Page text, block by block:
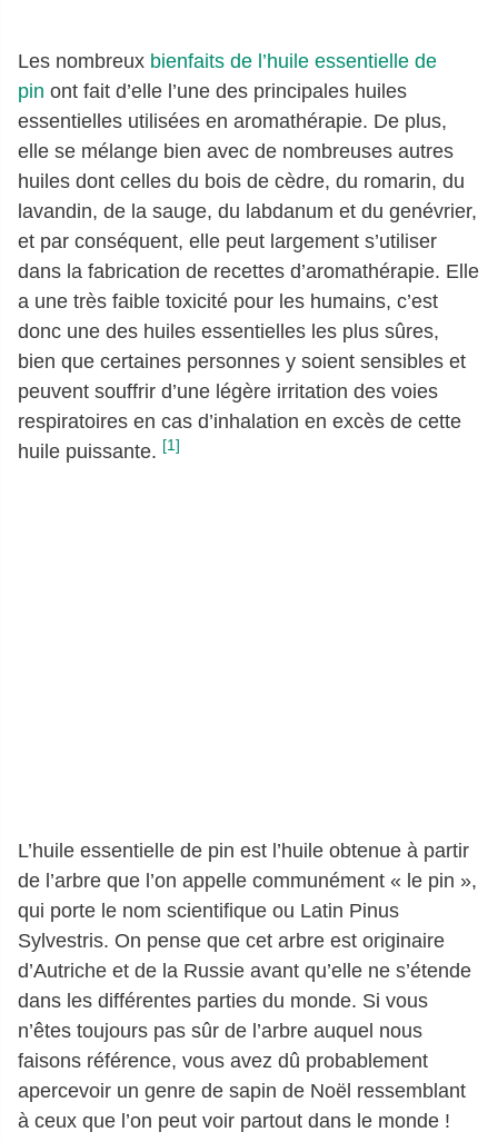
Les nombreux bienfaits de l’huile essentielle de
pin ont fait d’elle l’une des principales huiles
essentielles utilisées en aromathérapie. De plus,
elle se mélange bien avec de nombreuses autres
huiles dont celles du bois de cèdre, du romarin, du
lavandin, de la sauge, du labdanum et du genévrier,
et par conséquent, elle peut largement s’utiliser
dans la fabrication de recettes d’aromathérapie. Elle
a une très faible toxicité pour les humains, c’est
donc une des huiles essentielles les plus sûres,
bien que certaines personnes y soient sensibles et
peuvent souffrir d’une légère irritation des voies
respiratoires en cas d’inhalation en excès de cette
huile puissante. [1]
L’huile essentielle de pin est l’huile obtenue à partir
de l’arbre que l’on appelle communément « le pin »,
qui porte le nom scientifique ou Latin Pinus
Sylvestris. On pense que cet arbre est originaire
d’Autriche et de la Russie avant qu’elle ne s’étende
dans les différentes parties du monde. Si vous
n’êtes toujours pas sûr de l’arbre auquel nous
faisons référence, vous avez dû probablement
apercevoir un genre de sapin de Noël ressemblant
à ceux que l’on peut voir partout dans le monde !